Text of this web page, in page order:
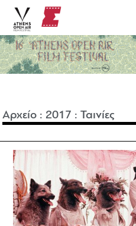
Αρχείο :2017 :Ταινίες